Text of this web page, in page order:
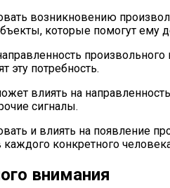
возникновению
которые помогут ему
эту потребность.
влиять на
сигналы.
и влиять на появление
конкретного
внимания